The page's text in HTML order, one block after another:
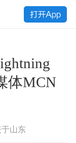
体MCN
于山东